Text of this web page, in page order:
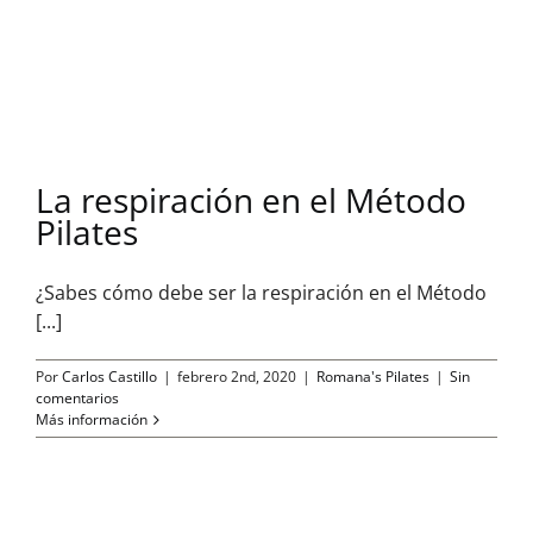
La respiración en el Método
Pilates
¿Sabes cómo debe ser la respiración en el Método
[...]
PorCarlos Castillo | febrero 2nd, 2020 | Romana's Pilates | Sin
comentarios
Más información